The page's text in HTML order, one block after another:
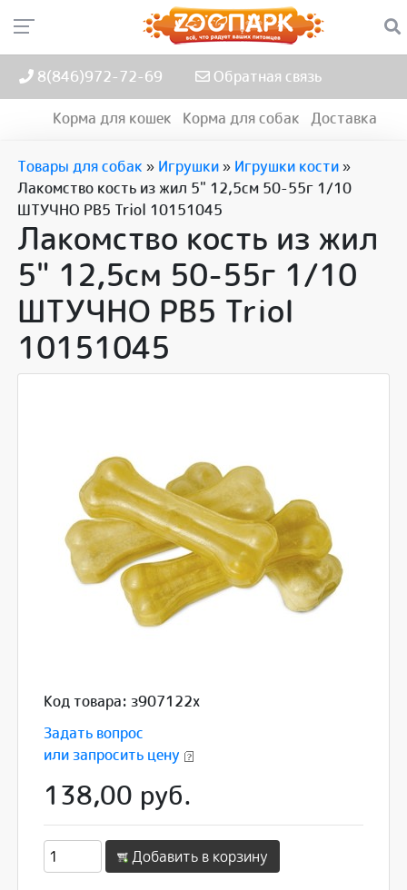
8(846)972-72-69 Обратная связь
Корма для кошек Корма для собак Доставка
Товары для собак » Игрушки» Игрушки кости»
Лакомство кость из жил 5" 12,5см 50-55г 1/10
ШТУЧНО РВ5 Triol 10151045
Лакомство кость из жил
5" 12,5см 50-55г 1/10
ШТУЧНО РВ5 Triol
10151045
Код товара: з907122x
Задать вопрос
или запросить цену
138,00 руб.
Добавить в корзину